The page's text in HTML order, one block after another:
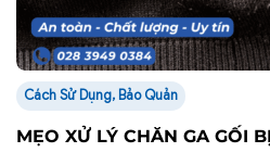
Cách Sử Dụng, Bảo Quản
MẸO XỬ LÝ CHĂN GA GỐI